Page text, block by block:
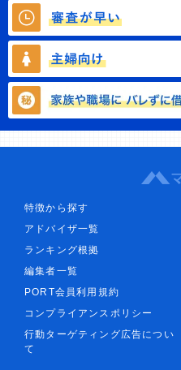
特徴から探す
アドバイザ一覧
ランキング根拠
編集者一覧
PORT会員利用規約
コンプライアンスポリシー
行動ターゲティング広告につい
て